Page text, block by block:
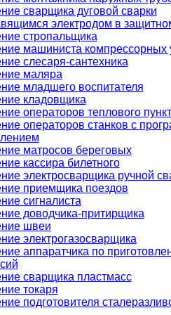
сварщика дуговой сварки
электродом в
стропальщика
машиниста компрессорных
слесаря-сантехника
маляра
младшего воспитателя
кладовщика
операторов теплового
операторов станков с
матросов береговых
кассира билетного
электросварщика ручной
приемщика поездов
сигналиста
доводчика-притирщика
швеи
электрогазосварщика
аппаратчика по
сварщика пластмасс
токаря
подготовителя